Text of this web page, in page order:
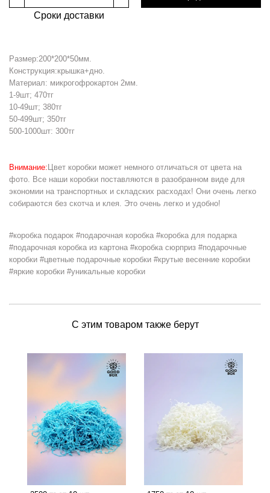
Сроки доставки
Размер:200*200*50мм.
Конструкция:крышка+дно.
Материал: микрогофрокартон 2мм.
1-9шт; 470тг
10-49шт; 380тг
50-499шт; 350тг
500-1000шт: 300тг
Внимание: Цвет коробки может немного отличаться от цвета на
фото. Все наши коробки поставляются в разобранном виде для
экономии на транспортных и складских расходах! Они очень легко
собираются без скотча и клея. Это очень легко и удобно!
#коробка подарок #подарочная коробка #коробка для подарка
#подарочная коробка из картона #коробка сюрприз #подарочные
коробки #цветные подарочные коробки #крутые весенние коробки
#яркие коробки #уникальные коробки
С этим товаром также берут